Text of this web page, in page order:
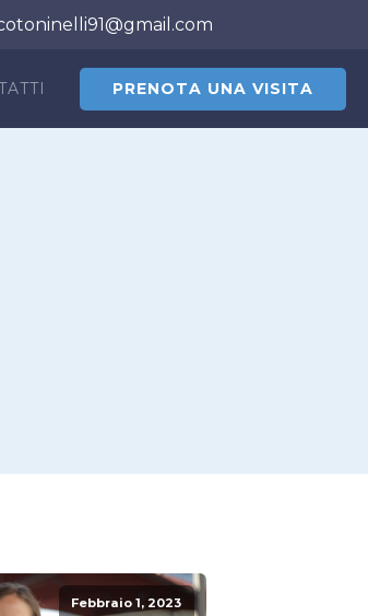
PRENOTA UNA VISITA
Febbraio 1, 2023